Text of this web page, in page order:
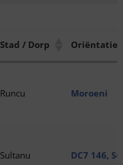
Stad / Dorp Oriëntatie
Runcu Moroeni
Sultanu DC7 146,